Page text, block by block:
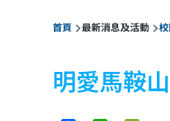
導
航
連
結
首頁 最新消息及活動
明愛馬鞍